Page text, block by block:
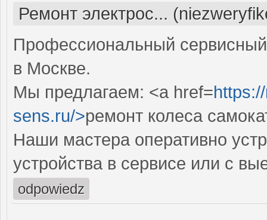
Ремонт электрос...
Профессиональный
в Москве.
Мы предлагаем: <a href=
sens.ru/>ремонт колеса
Наши мастера оперативно
устройства в сервисе или с
odpowiedz